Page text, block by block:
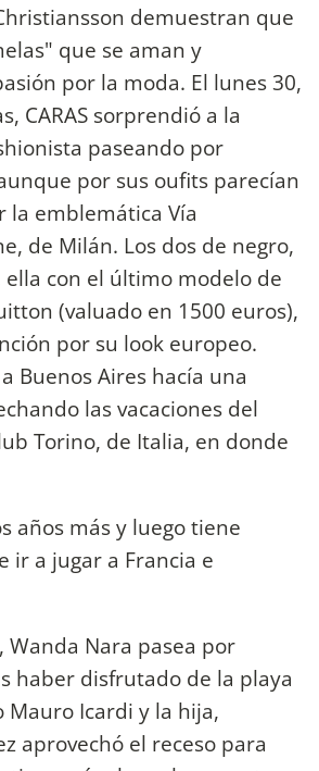
demuestran que
que se aman y
por la moda. El lunes 30,
CARAS sorprendió a la
paseando por
por sus oufits parecían
la emblemática Vía
de Milán. Los dos de negro,
ella con el último modelo de
(valuado en 1500 euros),
por su look europeo.
Buenos Aires hacía una
las vacaciones del
Torino, de Italia, en donde
años más y luego tiene
ir a jugar a Francia e
Wanda Nara pasea por
haber disfrutado de la playa
Icardi y la hija,
aprovechó el receso para